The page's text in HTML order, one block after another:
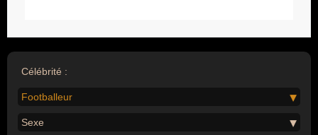
Célébrité :
Footballeur
Sexe